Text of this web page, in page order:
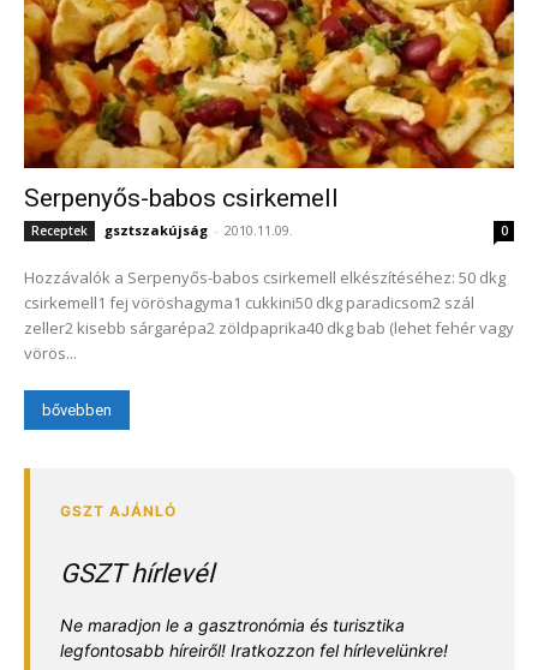
Serpenyős-babos csirkemell
Receptek gsztszakújság - 2010.11.09. 0
Hozzávalók a Serpenyős-babos csirkemell elkészítéséhez: 50 dkg
csirkemell1 fej vöröshagyma1 cukkini50 dkg paradicsom2 szál
zeller2 kisebb sárgarépa2 zöldpaprika40 dkg bab (lehet fehér vagy
vörös...
bővebben
GSZT hírlevél
Ne maradjon le a gasztronómia és turisztika
legfontosabb híreiről! Iratkozzon fel hírlevelünkre!